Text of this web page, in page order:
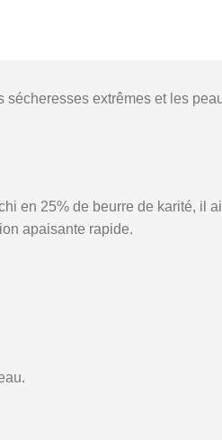
extrêmes et les
en 25% de beurre de karité,
apaisante rapide.